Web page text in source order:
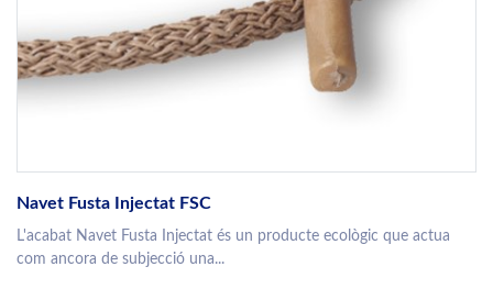
Navet Fusta Injectat FSC
L'acabat Navet Fusta Injectat és un producte ecològic que actua
com ancora de subjecció una...